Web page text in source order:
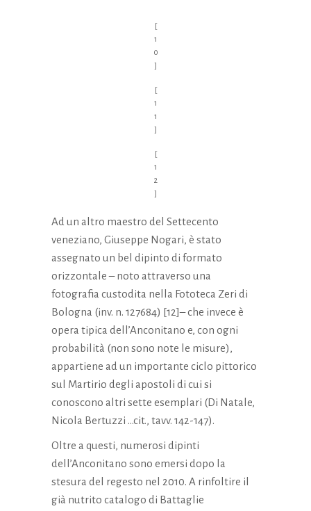
[
1
0
]
[
1
1
]
[
1
2
]
Ad un altro maestro del Settecento
veneziano, Giuseppe Nogari, è stato
assegnato un bel dipinto di formato
orizzontale – noto attraverso una
fotografia custodita nella Fototeca Zeri di
Bologna (inv. n. 127684) [12]– che invece è
opera tipica dell’Anconitano e, con ogni
probabilità (non sono note le misure),
appartiene ad un importante ciclo pittorico
sul Martirio degli apostoli di cui si
conoscono altri sette esemplari (Di Natale,
Nicola Bertuzzi …cit., tavv. 142-147).
Oltre a questi, numerosi dipinti
dell’Anconitano sono emersi dopo la
stesura del regesto nel 2010. A rinfoltire il
già nutrito catalogo di Battaglie